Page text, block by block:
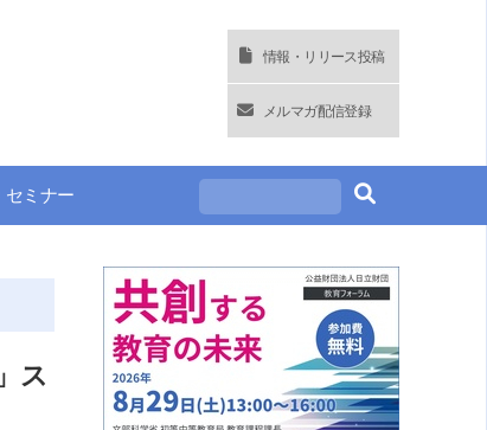
情報・リリース投稿
メルマガ配信登録
セミナー
ス